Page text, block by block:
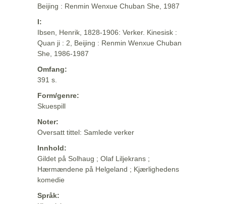
Beijing : Renmin Wenxue Chuban She, 1987
I:
Ibsen, Henrik, 1828-1906: Verker. Kinesisk :
Quan ji : 2, Beijing : Renmin Wenxue Chuban
She, 1986-1987
Omfang:
391 s.
Form/genre:
Skuespill
Noter:
Oversatt tittel: Samlede verker
Innhold:
Gildet på Solhaug ; Olaf Liljekrans ;
Hærmændene på Helgeland ; Kjærlighedens
komedie
Språk: